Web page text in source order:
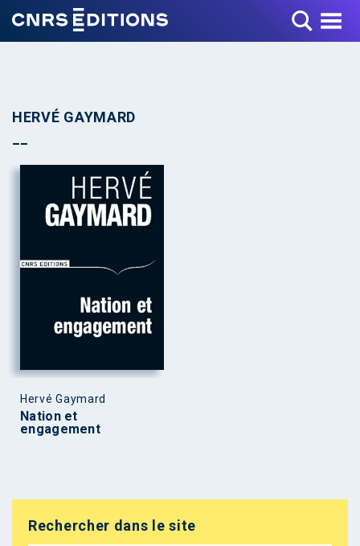
Toggle Menu
HERVÉ GAYMARD
Hervé Gaymard
Nation et
engagement
Rechercher dans le site